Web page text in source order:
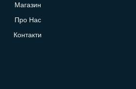
Магазин
Про Нас
Контакти